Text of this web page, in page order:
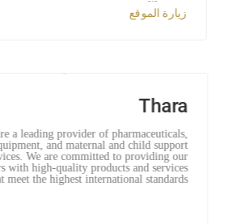
زيارة الموقع
Thara
a leading provider of pharmaceuticals,
and maternal and child support
We are committed to providing our
with high-quality products and services
meet the highest international standards